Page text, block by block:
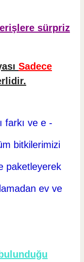
sürpriz
Sadece
farkı ve e -
bitkilerimizi
paketleyerek
ev ve